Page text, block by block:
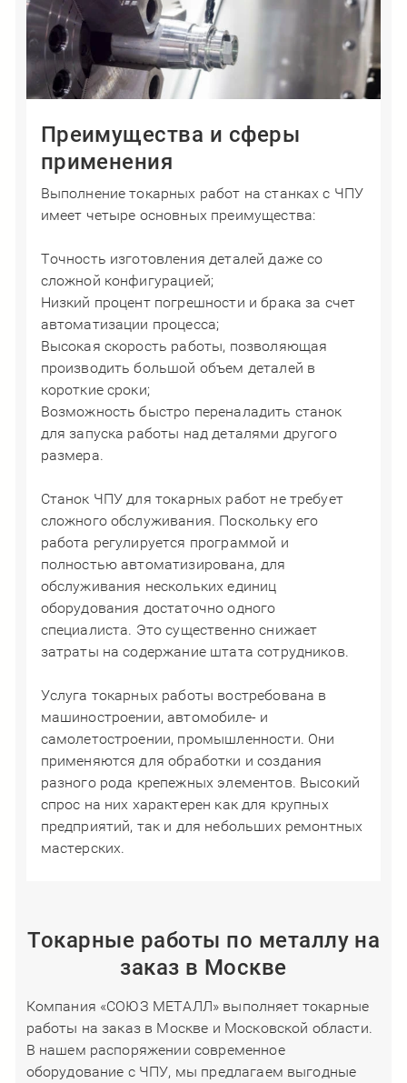
Преимущества и сферы
применения
Выполнение токарных работ на станках с ЧПУ
имеет четыре основных преимущества:
Точность изготовления деталей даже со
сложной конфигурацией;
Низкий процент погрешности и брака за счет
автоматизации процесса;
Высокая скорость работы, позволяющая
производить большой объем деталей в
короткие сроки;
Возможность быстро переналадить станок
для запуска работы над деталями другого
размера.
Станок ЧПУ для токарных работ не требует
сложного обслуживания. Поскольку его
работа регулируется программой и
полностью автоматизирована, для
обслуживания нескольких единиц
оборудования достаточно одного
специалиста. Это существенно снижает
затраты на содержание штата сотрудников.
Услуга токарных работы востребована в
машиностроении, автомобиле- и
самолетостроении, промышленности. Они
применяются для обработки и создания
разного рода крепежных элементов. Высокий
спрос на них характерен как для крупных
предприятий, так и для небольших ремонтных
мастерских.
Токарные работы по металлу на
заказ в Москве
Компания «СОЮЗ МЕТАЛЛ» выполняет токарные
работы на заказ в Москве и Московской области.
В нашем распоряжении современное
оборудование с ЧПУ, мы предлагаем выгодные